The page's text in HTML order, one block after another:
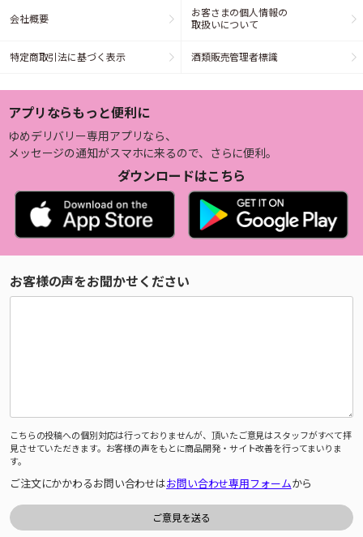
会社概要
お客さまの個人情報の
取扱いについて
特定商取引法に基づく表示 酒類販売管理者標識
アプリならもっと便利に
ゆめデリバリー専用アプリなら、
メッセージの通知がスマホに来るので、さらに便利。
ダウンロードはこちら
お客様の声をお聞かせください
こちらの投稿への個別対応は行っておりませんが、頂いたご意見はスタッフがすべて拝
見させていただきます。お客様の声をもとに商品開発・サイト改善を行ってまいりま
す。
ご注文にかかわるお問い合わせはお問い合わせ専用フォームから